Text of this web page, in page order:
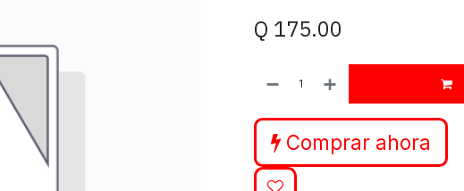
Q 175.00
Comprar ahora